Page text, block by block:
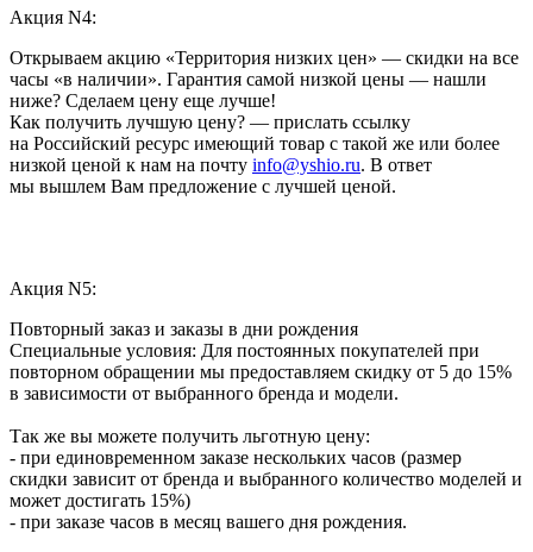
Акция N4:
Открываем акцию «Территория низких цен» — скидки на все
часы «в наличии». Гарантия самой низкой цены — нашли
ниже? Сделаем цену еще лучше!
Как получить лучшую цену? — прислать ссылку
на Российский ресурс имеющий товар с такой же или более
низкой ценой к нам на почту info@yshio.ru. В ответ
мы вышлем Вам предложение с лучшей ценой.
Акция N5:
Повторный заказ и заказы в дни рождения
Специальные условия: Для постоянных покупателей при
повторном обращении мы предоставляем скидку от 5 до 15%
в зависимости от выбранного бренда и модели.
Так же вы можете получить льготную цену:
- при единовременном заказе нескольких часов (размер
скидки зависит от бренда и выбранного количество моделей и
может достигать 15%)
- при заказе часов в месяц вашего дня рождения.